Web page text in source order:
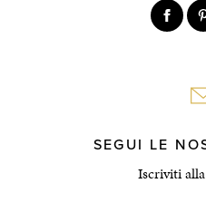
SEGUI LE
Iscriviti